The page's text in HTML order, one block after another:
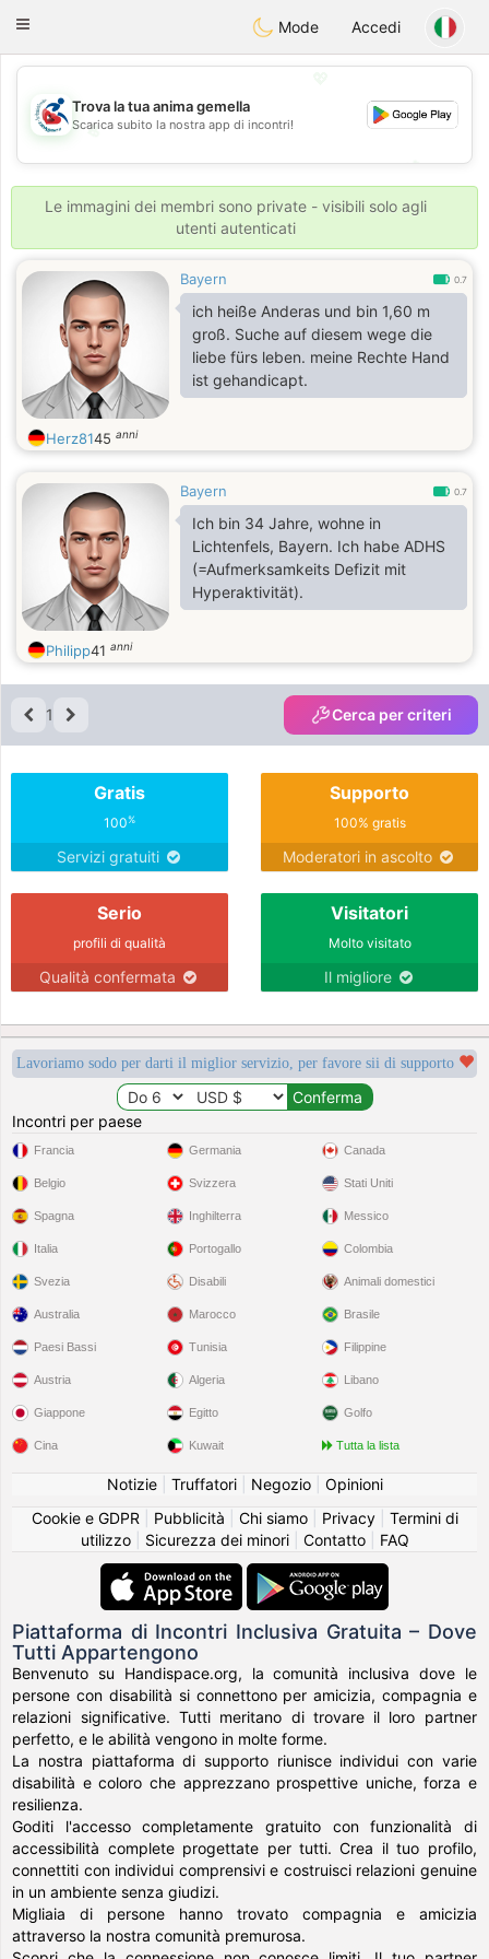
Handi Space
Toggle
Mode Accedi
💖
💕
💕
Trova la tua anima gemella
Scarica subito la nostra app di incontri!
Le immagini dei membri sono private - visibili solo agli
utenti autenticati
Bayern 0.7
ich heiße Anderas und bin 1,60 m
groß. Suche auf diesem wege die
liebe fürs leben. meine Rechte Hand
ist gehandicapt.
Herz8145 anni
Bayern 0.7
Ich bin 34 Jahre, wohne in
Lichtenfels, Bayern. Ich habe ADHS
(=Aufmerksamkeits Defizit mit
Hyperaktivität).
Philipp41 anni
1 Cerca per criteri
Gratis
100%
Servizi gratuiti
Supporto
100% gratis
Moderatori in ascolto
Serio
profili di qualità
Qualità confermata
Visitatori
Molto visitato
Il migliore
Lavoriamo sodo per darti il miglior servizio, per favore sii di supporto
Incontri per paese
Francia
Belgio
Spagna
Italia
Svezia
Germania
Svizzera
Inghilterra
Portogallo
Disabili
Canada
Stati Uniti
Messico
Colombia
Animali domestici
Australia
Paesi Bassi
Austria
Giappone
Cina
Marocco
Tunisia
Algeria
Egitto
Kuwait
Brasile
Filippine
Libano
Golfo
Tutta la lista
Notizie| Truffatori| Negozio| Opinioni
Cookie e GDPR
Pubblicità Chi siamo| Privacy| Termini di
utilizzo| Sicurezza dei minori| Contatto| FAQ
Piattaforma di Incontri Inclusiva Gratuita – Dove
Tutti Appartengono
Benvenuto su Handispace.org, la comunità inclusiva dove le
persone con disabilità si connettono per amicizia, compagnia e
relazioni significative. Tutti meritano di trovare il loro partner
perfetto, e le abilità vengono in molte forme.
La nostra piattaforma di supporto riunisce individui con varie
disabilità e coloro che apprezzano prospettive uniche, forza e
resilienza.
Goditi l'accesso completamente gratuito con funzionalità di
accessibilità complete progettate per tutti. Crea il tuo profilo,
connettiti con individui comprensivi e costruisci relazioni genuine
in un ambiente senza giudizi.
Migliaia di persone hanno trovato compagnia e amicizia
attraverso la nostra comunità premurosa.